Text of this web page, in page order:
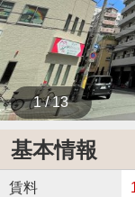
1 / 13
基本情報
賃料